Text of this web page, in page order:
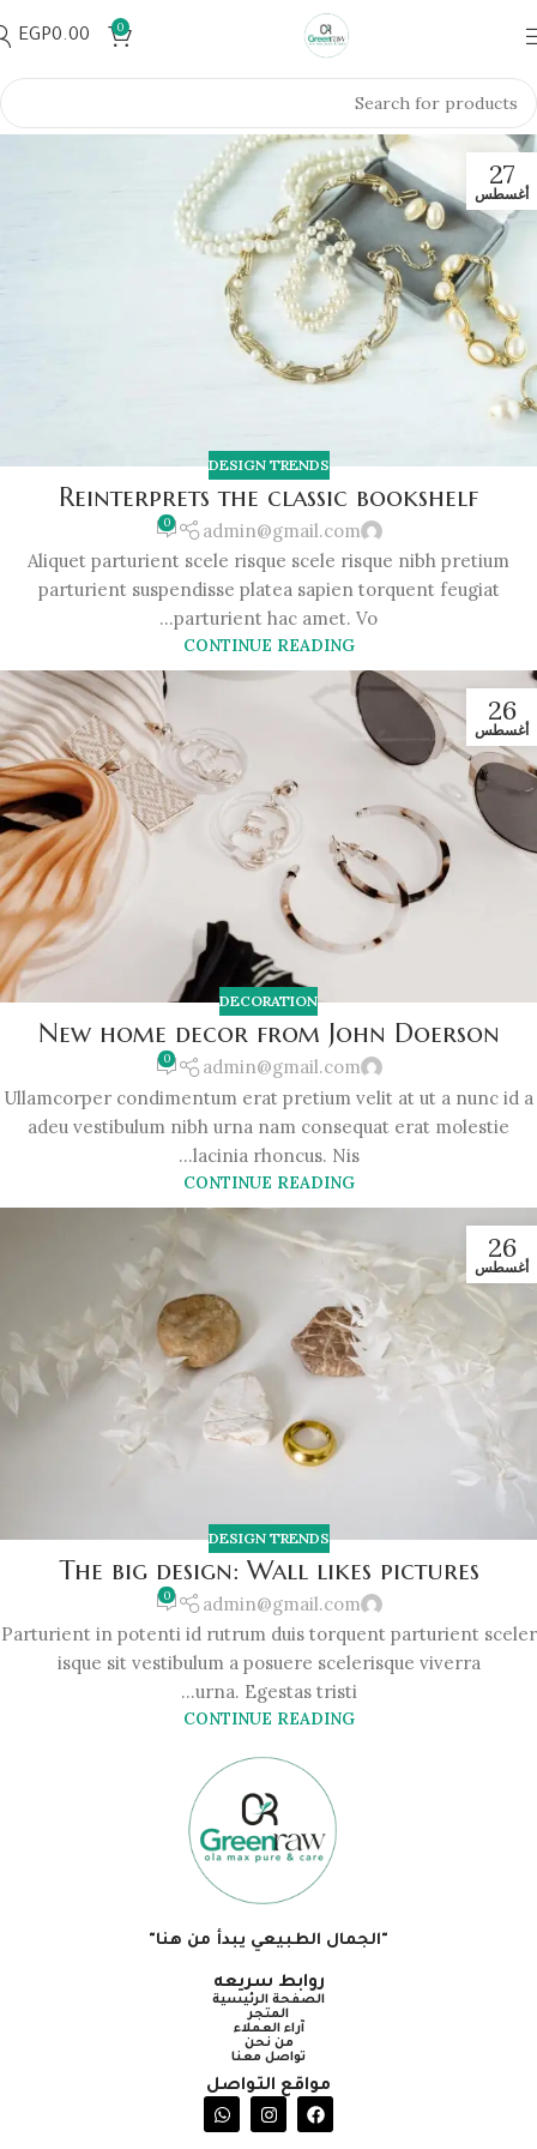
0
EGP0.00
27
أغسطس
DESIGN TRENDS
Reinterprets the classic bookshelf
admin@gmail.com
0
Aliquet parturient scele risque scele risque nibh pretium
parturient suspendisse platea sapien torquent feugiat
parturient hac amet. Vo...
CONTINUE READING
26
أغسطس
DECORATION
New home decor from John Doerson
admin@gmail.com
0
Ullamcorper condimentum erat pretium velit at ut a nunc id a
adeu vestibulum nibh urna nam consequat erat molestie
lacinia rhoncus. Nis...
CONTINUE READING
26
أغسطس
DESIGN TRENDS
The big design: Wall likes pictures
admin@gmail.com
0
Parturient in potenti id rutrum duis torquent parturient sceler
isque sit vestibulum a posuere scelerisque viverra
urna. Egestas tristi...
CONTINUE READING
"الجمال الطبيعي يبدأ من هنا"
روابط سريعه
الصفحة الرئيسية
المتجر
آراء العملاء
من نحن
تواصل معنا
مواقع التواصل